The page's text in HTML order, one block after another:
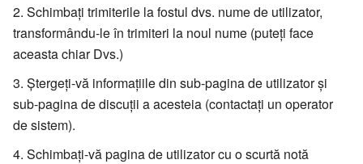
Schimbați trimiterile la fostul dvs. nume de utilizator,
transformându-le în trimiteri la noul nume (puteți face
aceasta chiar Dvs.)
Ștergeți-vă informațiile din sub-pagina de utilizator și
sub-pagina de discuții a acesteia (contactați un operator
de sistem).
Schimbați-vă pagina de utilizator cu o scurtă notă